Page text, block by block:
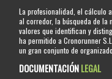
La profesionalidad, el cálculo
al corredor, la búsqueda de la
valores que identifican y
ha permitido a Cronorunner
un gran conjunto de
DOCUMENTACIÓNLEGAL